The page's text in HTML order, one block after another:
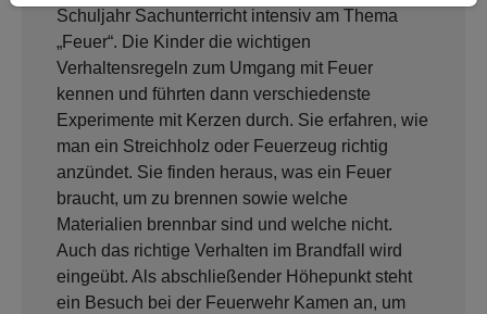
Schuljahr Sachunterricht intensiv am Thema
„Feuer“. Die Kinder die wichtigen
Verhaltensregeln zum Umgang mit Feuer
kennen und führten dann verschiedenste
Experimente mit Kerzen durch. Sie erfahren, wie
man ein Streichholz oder Feuerzeug richtig
anzündet. Sie finden heraus, was ein Feuer
braucht, um zu brennen sowie welche
Materialien brennbar sind und welche nicht.
Auch das richtige Verhalten im Brandfall wird
eingeübt. Als abschließender Höhepunkt steht
ein Besuch bei der Feuerwehr Kamen an, um